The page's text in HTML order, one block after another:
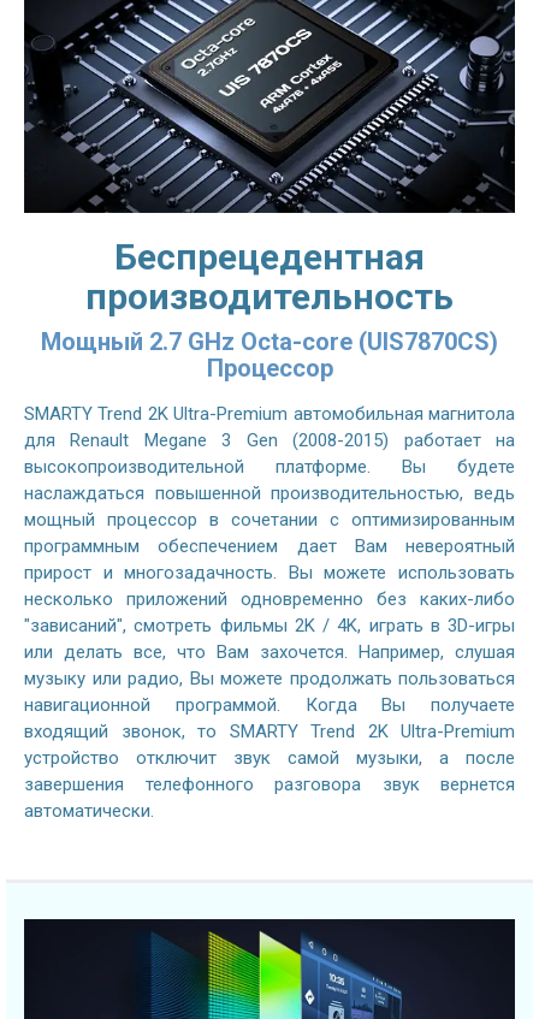
Беспрецедентная
производительность
Мощный 2.7 GHz Octa-core (UIS7870CS)
Процессор
SMARTY Trend 2K Ultra-Premium автомобильная магнитола
для Renault Megane 3 Gen (2008-2015) работает на
высокопроизводительной платформе. Вы будете
наслаждаться повышенной производительностью, ведь
мощный процессор в сочетании с оптимизированным
программным обеспечением дает Вам невероятный
прирост и многозадачность. Вы можете использовать
несколько приложений одновременно без каких-либо
"зависаний", смотреть фильмы 2K / 4K, играть в 3D-игры
или делать все, что Вам захочется. Например, слушая
музыку или радио, Вы можете продолжать пользоваться
навигационной программой. Когда Вы получаете
входящий звонок, то SMARTY Trend 2K Ultra-Premium
устройство отключит звук самой музыки, а после
завершения телефонного разговора звук вернется
автоматически.